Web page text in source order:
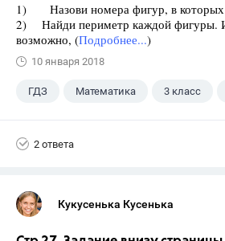
1) Назови номера фигур, в которых
2) Найди периметр каждой фигуры.
возможно, (Подробнее...)
10 января 2018
ГДЗ Математика 3 класс
2 ответа
Кукусенька Кусенька